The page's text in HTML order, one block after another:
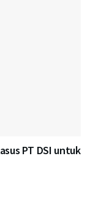
PT DSI untuk